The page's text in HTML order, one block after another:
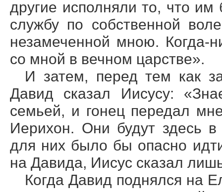
другие исполняли то, что
службу по собственной
незамеченной мною. Когда-
со мной в вечном царстве».
И затем, перед тем как
Давид сказал Иисусу:
семьей, и гонец передал
Иерихон. Они будут здесь
для них было бы опасно
на Давида, Иисус сказал
Когда Давид поднялся на